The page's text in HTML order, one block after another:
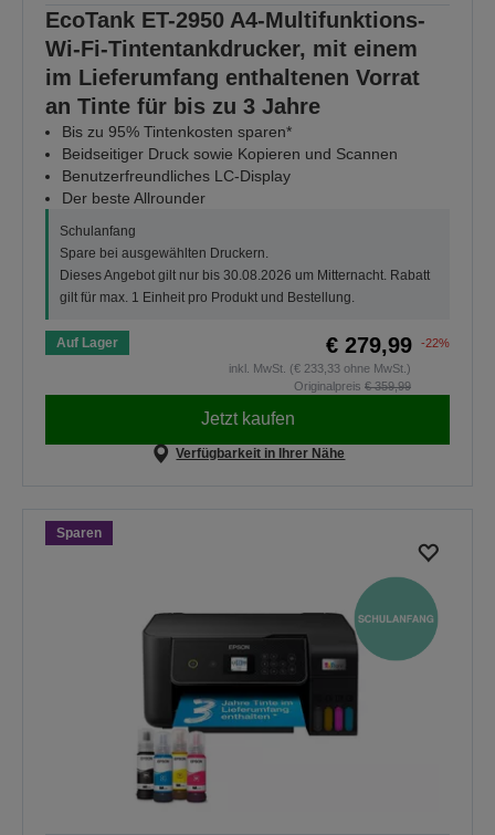
EcoTank ET-2950 A4-Multifunktions-
Wi-Fi-Tintentankdrucker, mit einem
im Lieferumfang enthaltenen Vorrat
an Tinte für bis zu 3 Jahre
Bis zu 95% Tintenkosten sparen*
Beidseitiger Druck sowie Kopieren und Scannen
Benutzerfreundliches LC-Display
Der beste Allrounder
Schulanfang
Spare bei ausgewählten Druckern.
Dieses Angebot gilt nur bis 30.08.2026 um Mitternacht. Rabatt
gilt für max. 1 Einheit pro Produkt und Bestellung.
Auf Lager € 279,99
-22%
inkl. MwSt. (€ 233,33 ohne MwSt.)
Originalpreis € 359,99
Jetzt kaufen
Verfügbarkeit in Ihrer Nähe
Sparen